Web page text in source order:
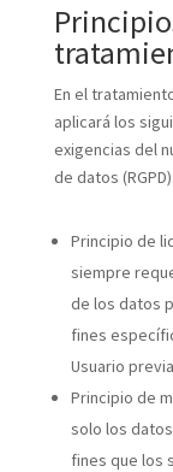
En el
aplicará los
exigencias del
de datos (RGPD):
Principio de
siempre
de los datos
fines
Usuario
Principio de
solo los
fines que los